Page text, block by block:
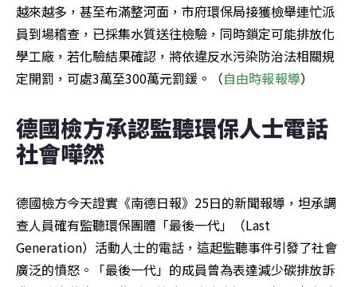
越來越多，甚至布滿整河面，市府環保局接獲檢舉連忙派
員到場稽查，已採集水質送往檢驗，同時鎖定可能排放化
學工廠，若化驗結果確認，將依違反水污染防治法相關規
定開罰，可處3萬至300萬元罰鍰。（自由時報報導）
德國檢方承認監聽環保人士電話
社會嘩然
德國檢方今天證實《南德日報》25日的新聞報導，坦承調
查人員確有監聽環保團體「最後一代」（Last
Generation）活動人士的電話，這起監聽事件引發了社會
廣泛的憤怒。「最後一代」的成員曾為表達減少碳排放訴